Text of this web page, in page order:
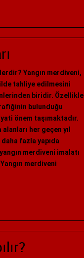
Yangın merdiveni,
tahliye edilmesini
biridir. Özellikle
bulunduğu
önem taşımaktadır.
her geçen yıl
fazla yapıda
merdiveni imalatı
merdiveni